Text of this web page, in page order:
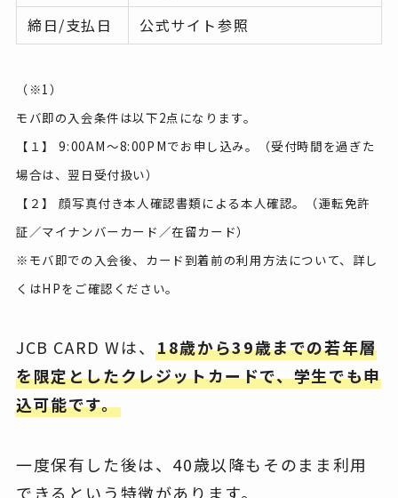
締日/支払日
公式サイト参照
（※1）
モバ即の入会条件は以下2点になります。
【１】 9:00AM～8:00PMでお申し込み。（受付時間を過ぎた
場合は、翌日受付扱い）
【２】 顔写真付き本人確認書類による本人確認。（運転免許
証／マイナンバーカード／在留カード）
※モバ即での入会後、カード到着前の利用方法について、詳し
くはHPをご確認ください。
JCB CARD Wは、18歳から39歳までの若年層
を限定としたクレジットカードで、学生でも申
込可能です。
一度保有した後は、40歳以降もそのまま利用
できるという特徴があります。